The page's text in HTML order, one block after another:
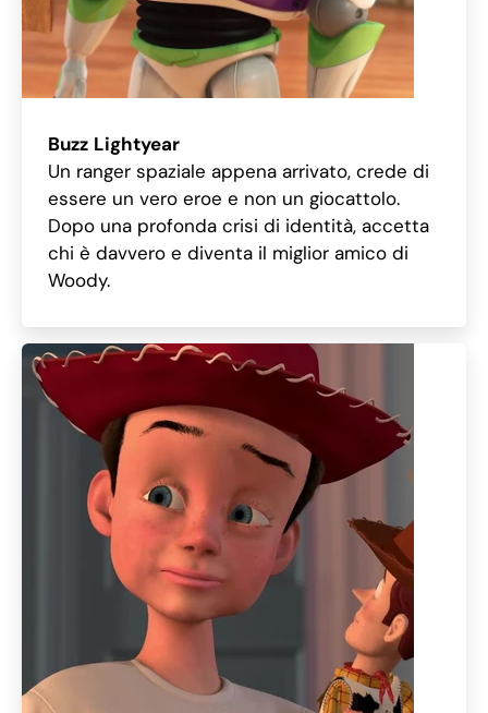
Buzz Lightyear
Un ranger spaziale appena arrivato, crede di
essere un vero eroe e non un giocattolo.
Dopo una profonda crisi di identità, accetta
chi è davvero e diventa il miglior amico di
Woody.